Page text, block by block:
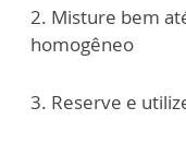
2. Misture bem
homogêneo
3. Reserve e